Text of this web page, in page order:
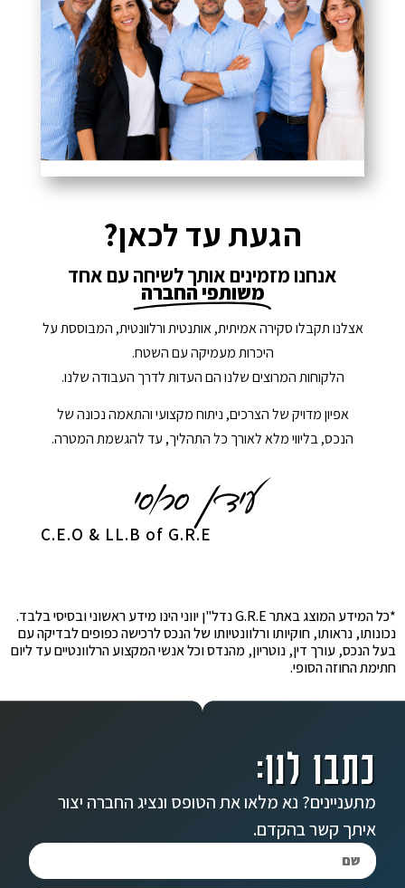
הגעת עד לכאן?
אנחנו מזמינים אותך לשיחה עם אחד
משותפי החברה
אצלנו תקבלו סקירה אמיתית, אותנטית ורלוונטית, המבוססת על
היכרות מעמיקה עם השטח.
הלקוחות המרוצים שלנו הם העדות לדרך העבודה שלנו.
אפיון מדויק של הצרכים, ניתוח מקצועי והתאמה נכונה של
הנכס, בליווי מלא לאורך כל התהליך, עד להגשמת המטרה.
C.E.O & LL.B of G.R.E
*כל המידע המוצג באתר G.R.E נדל"ן יווני הינו מידע ראשוני ובסיסי בלבד.
נכונותו, נראותו, חוקיותו ורלוונטיותו של הנכס לרכישה כפופים לבדיקה עם
בעל הנכס, עורך דין, נוטריון, מהנדס וכל אנשי המקצוע הרלוונטיים עד ליום
חתימת החוזה הסופי.
כתבו לנו:
מתעניינים? נא מלאו את הטופס ונציג החברה יצור
איתך קשר בהקדם.